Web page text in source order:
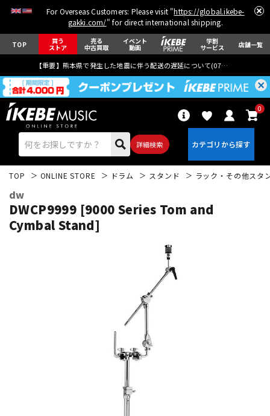
For Overseas Customers: Please visit "https://global.ikebe-
gakki.com/" for direct international shipping.
TOP 買う
ストア
売る
中古買取
イベント
動画
学割
サービス 店舗一覧
【重要】熊本県で発生した地震に伴う配送の遅延について(07月29日
詳細検索
0
TOP ONLINE STORE ドラム スタンド ラック・その他スタ
dw
DWCP9999 [9000 Series Tom and
Cymbal Stand]